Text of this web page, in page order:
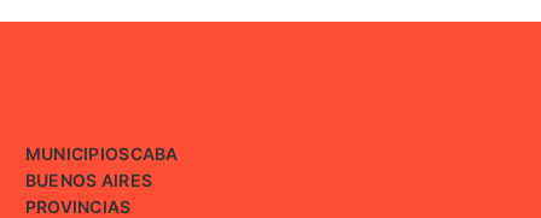
MUNICIPIOSCABA
BUENOS AIRES
PROVINCIAS